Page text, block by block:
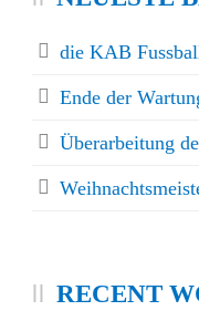
die KAB
Ende der
Überarbeitung
RECENT